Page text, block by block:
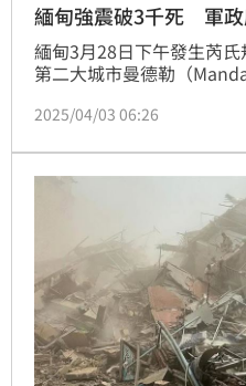
緬甸強震破3千死 軍
緬甸3月28日下午發生芮
第二大城市曼德勒（
日本地震研究機構在地震
2025/04/03 06:26